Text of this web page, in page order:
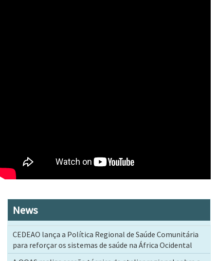
News
CEDEAO lança a Política Regional de Saúde Comunitária
para reforçar os sistemas de saúde na África Ocidental